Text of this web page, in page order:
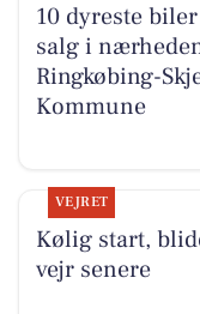
10 dyreste
salg i
Ringkøbing-
Kommune
VEJRET
Kølig start,
vejr senere